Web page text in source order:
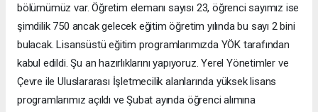
bölümümüz var. Öğretim elemanı sayısı 23, öğrenci sayımız ise
şimdilik 750 ancak gelecek eğitim öğretim yılında bu sayı 2 bini
bulacak. Lisansüstü eğitim programlarımızda YÖK tarafından
kabul edildi. Şu an hazırlıklarını yapıyoruz. Yerel Yönetimler ve
Çevre ile Uluslararası İşletmecilik alanlarında yüksek lisans
programlarımız açıldı ve Şubat ayında öğrenci alımına